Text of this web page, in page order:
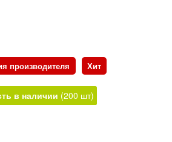
производителя Хит
в наличии (200 шт)